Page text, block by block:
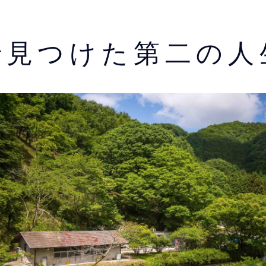
つけた第二の人